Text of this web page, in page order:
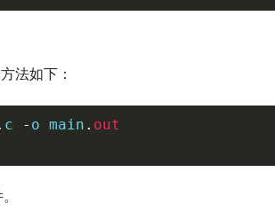
法如下：
c - o main . out